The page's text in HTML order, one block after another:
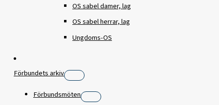
OS sabel damer, lag
OS sabel herrar, lag
Ungdoms-OS
Förbundets arkiv
Förbundsmöten